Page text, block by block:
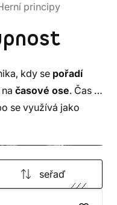
principy
kdy se pořadí
časové ose. Čas je
se využívá jako
více času.
na čas.
seřaď